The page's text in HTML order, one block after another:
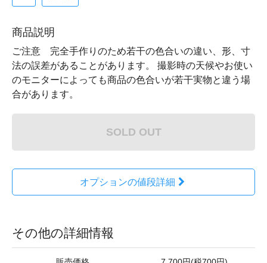
商品説明
ご注意 完全手作りのため若干の色合いの違い、形、寸
法の誤差があることがあります。 撮影時の天候やお使い
のモニターによっても商品の色合いが若干実物と違う場
合があります。
SOLD OUT
オプションの値段詳細
その他の詳細情報